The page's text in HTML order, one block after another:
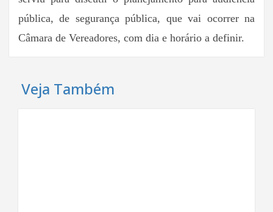
pública, de segurança pública, que vai ocorrer na
Câmara de Vereadores, com dia e horário a definir.
Veja Também